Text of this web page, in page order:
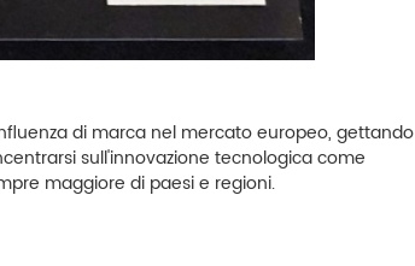
di marca nel mercato europeo, gettando
sull'innovazione tecnologica come
maggiore di paesi e regioni.